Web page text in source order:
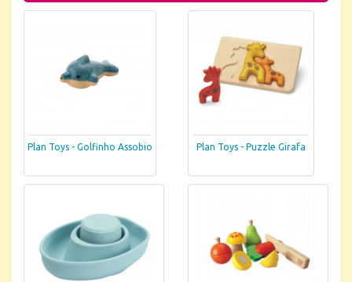
Plan Toys - Golfinho Assobio Plan Toys - Puzzle Girafa